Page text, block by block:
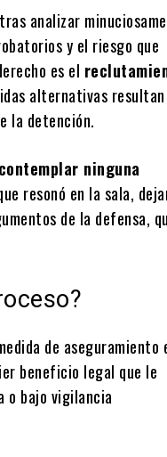
analizar
y el riesgo que
es el
alternativas resultan
la detención.
ninguna
resonó en la sala,
de la defensa,
de aseguramiento
beneficio legal que le
o bajo vigilancia